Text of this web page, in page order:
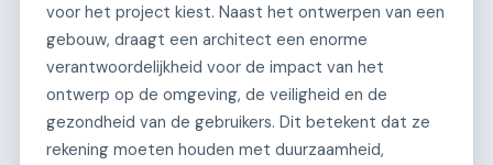
voor het project kiest. Naast het ontwerpen van een
gebouw, draagt een architect een enorme
verantwoordelijkheid voor de impact van het
ontwerp op de omgeving, de veiligheid en de
gezondheid van de gebruikers. Dit betekent dat ze
rekening moeten houden met duurzaamheid,